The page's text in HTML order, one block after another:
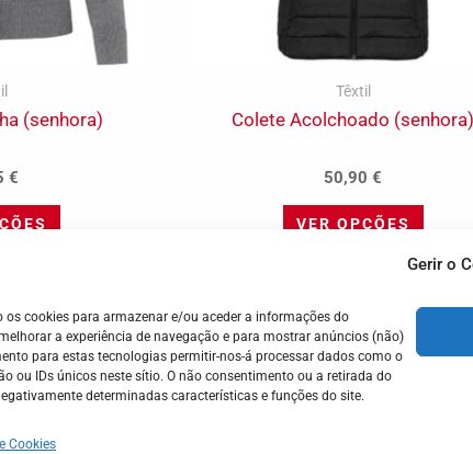
Gerir o
cookies para armazenar e/ou aceder a informações do
a experiência de navegação e para mostrar anúncios (não)
para estas tecnologias permitir-nos-á processar dados como o
ou IDs únicos neste sítio. O não consentimento ou a retirada do
determinadas características e funções do site.
Cookies
(senhora)
€
Têxtil
Colete Acolchoado (senhora)
50,90 €
VER OPÇÕES
KW ALFA | Madeira - Lisboa - Porto - Braga